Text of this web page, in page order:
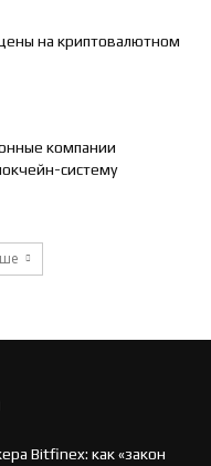
на криптовалютном
компании
систему
Bitfinex: как «закон